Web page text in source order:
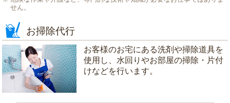
せん。
お掃除代行
お客様のお宅にある洗剤や掃除道具を
使用し、水回りやお部屋の掃除・片付
けなどを行います。